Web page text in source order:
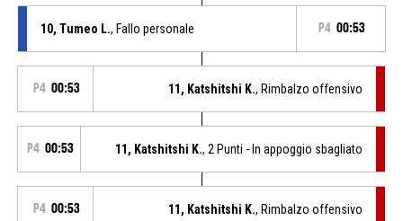
10, Tumeo L., Fallo personale P4 00:53
P4 00:53 11, Katshitshi K., Rimbalzo offensivo
P4 00:53 11, Katshitshi K., 2 Punti - In appoggio sbagliato
P4 00:53 11, Katshitshi K., Rimbalzo offensivo